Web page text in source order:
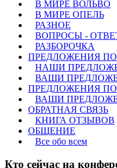
В МИРЕ ВОЛЬВО
В МИРЕ ОПЕЛЬ
РАЗНОЕ
ВОПРОСЫ -
РАЗБОРОЧКА
ПРЕДЛОЖЕНИЯ
НАШИ
ВАШИ
ПРЕДЛОЖЕНИЯ ПО
ВАШИ
ОБРАТНАЯ СВЯЗЬ
КНИГА ОТЗЫВОВ
ОБЩЕНИЕ
Все обо всем
Кто сейчас на